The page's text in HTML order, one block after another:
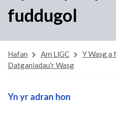
fuddugol
Hafan Am LlGC
Y Wasg a
Datganiadau'r Wasg
Yn yr adran hon